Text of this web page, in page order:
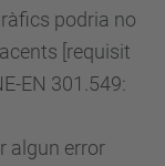
podria no
[requisit
EN 301.549:
algun error